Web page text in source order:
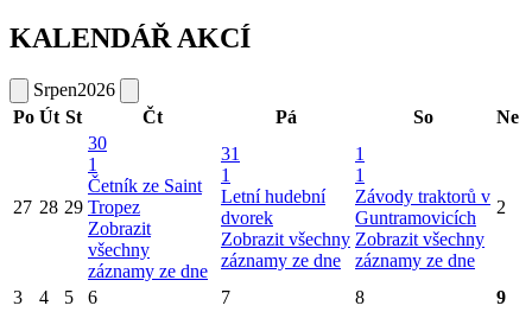
KALENDÁŘ AKCÍ
Srpen2026
Po Út St Čt Pá So Ne
27 28 29
30
1
Četník ze Saint
Tropez
Zobrazit
všechny
záznamy ze dne
31
1
Letní hudební
dvorek
Zobrazit všechny
záznamy ze dne
1
1
Závody traktorů v
Guntramovicích
Zobrazit všechny
záznamy ze dne
2
3 4 5 6 7 8 9